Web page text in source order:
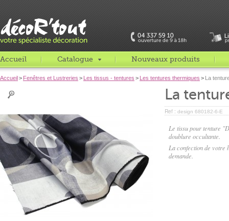
Accueil Catalogue Nouveaux produits
Accueil> Fenêtres et Lustreries > Les tissus - tentures > Les tentures thermiques > La
La
Ref :design 680182-6-E
Le tissu pour tenture
doublure occultante.
La confection de votre
demande.